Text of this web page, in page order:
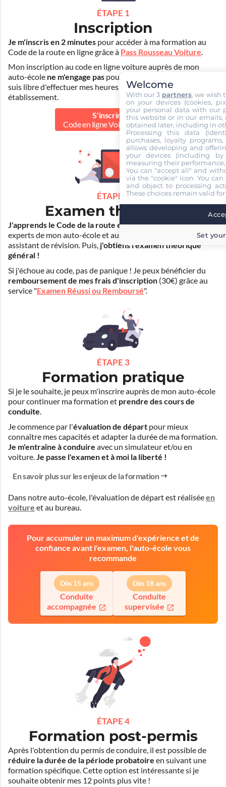
ÉTAPE 1
Inscription
Je m'inscris en 2 minutes pour accéder à ma formation au
Code de la route en ligne grâce à Pass Rousseau Voiture.
Mon inscription au code en ligne voiture auprès de mon
auto-école ne m'engage pas pour la suite de ma formation. Je
suis libre d'effectuer mes heures de conduite dans un autre
établissement.
S'inscrire au
Code en ligne Voiture 30.00 €
ÉTAPE 2
Examen théorique
J'apprends le Code de la route en ligne. Je suis aidé par les
experts de mon auto-école et aussi par Mister Codes, mon
assistant de révision. Puis, j'obtiens l'examen théorique
général !
Si j'échoue au code, pas de panique ! Je peux bénéficier du
remboursement de mes frais d'inscription (30€) grâce au
service "Examen Réussi ou Remboursé".
ÉTAPE 3
Formation pratique
Si je le souhaite, je peux m'inscrire auprès de mon auto-école
pour continuer ma formation et prendre des cours de
conduite.
Je commence par l'évaluation de départ pour mieux
connaître mes capacités et adapter la durée de ma formation.
Je m'entraîne à conduire avec un simulateur et/ou en
voiture.Je passe l'examen et à moi la liberté !
En savoir plus sur les enjeux de la formation
Dans notre auto-école, l'évaluation de départ est réaliséeen
voiture etau bureau.
Pour accumuler un maximum d'expérience et de
confiance avant l'examen, l'auto-école vous
recommande
Dès 15 ans
Conduite
accompagnée
Dès 18 ans
Conduite
supervisée
ÉTAPE 4
Formation post-permis
Après l'obtention du permis de conduire, il est possible de
réduire la durée de la période probatoire en suivant une
formation spécifique. Cette option est intéressante si je
souhaite obtenir mes 12 points plus vite !
Welcome
With our 3 partners, we wish
on your devices (cookies,
your personal data with our
this website or in our emails,
obtained later, including in
Processing this data
purchases, loyalty
allows developing and
your devices (including
measuring their
You can "accept all" and
via the "cookie" icon. You
and object to processing
These choices remain valid
Set